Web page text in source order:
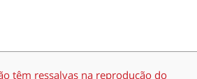
têm ressalvas na reprodução do